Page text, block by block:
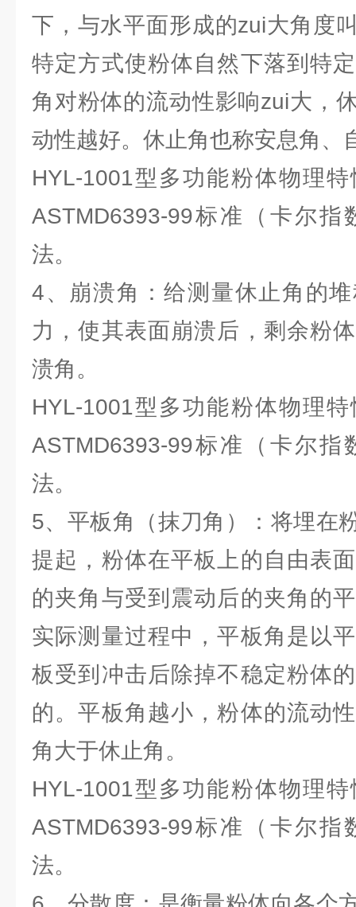
下，与水平面形成的zui大角度
特定方式使粉体自然下落到特
角对粉体的流动性影响zui大，
动性越好。休止角也称安息角、
HYL-1001型多功能粉体物理
ASTMD6393-99标准（卡尔
法。
4、崩溃角：给测量休止角的
力，使其表面崩溃后，剩余粉
溃角。
HYL-1001型多功能粉体物理
ASTMD6393-99标准（卡尔
法。
5、平板角（抹刀角）：将埋在
提起，粉体在平板上的自由表
的夹角与受到震动后的夹角的
实际测量过程中，平板角是以
板受到冲击后除掉不稳定粉体
的。平板角越小，粉体的流动
角大于休止角。
HYL-1001型多功能粉体物理
ASTMD6393-99标准（卡尔
法。